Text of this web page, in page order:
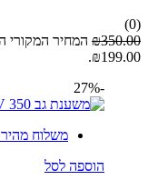
(0)
₪350.00 המחיר המקורי היה:
₪199.00.
-27%
משלוח
הוספה לסל